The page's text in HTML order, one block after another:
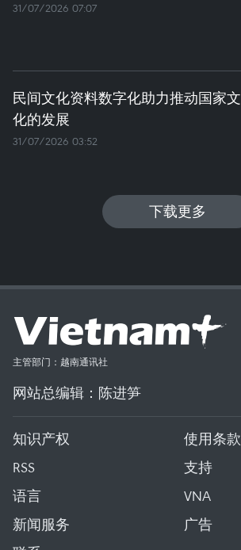
31/07/2026 07:07
民间文化资料数字化助力推动国家文
化的发展
31/07/2026 03:52
下载更多
主管部门：越南通讯社
网站总编辑：陈进笋
知识产权
使用条款
RSS
支持
语言
VNA
新闻服务
广告